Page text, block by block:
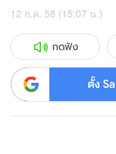
12 ก.ค. 58 (15:07 น.)
กดฟัง
ตั้ง